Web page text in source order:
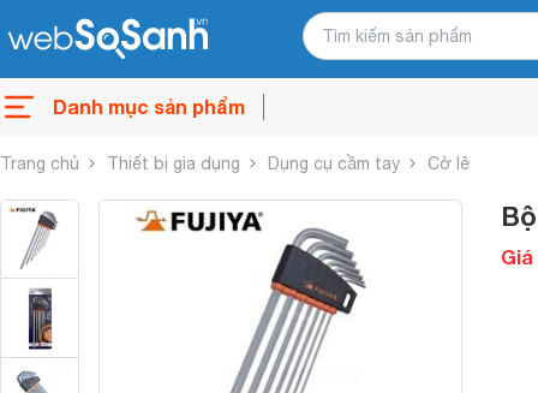
Danh mục sản phẩm
Trang chủ Thiết bị gia dụng Dụng cụ cầm tay Cờ lê